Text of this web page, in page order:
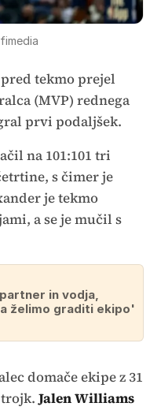
tekmo prejel
(MVP) rednega
prvi podaljšek.
na 101:101 tri
s čimer je
je tekmo
a se je mučil s
in vodja,
želimo graditi ekipo'
domače ekipe z 31
trojk.Jalen Williams